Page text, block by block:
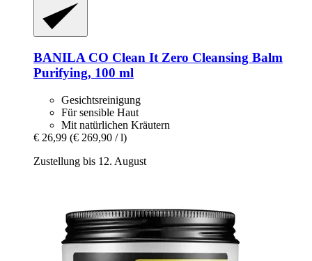
BANILA CO Clean It Zero Cleansing Balm
Purifying, 100 ml
Gesichtsreinigung
Für sensible Haut
Mit natürlichen Kräutern
€ 26,99 (€ 269,90 / l)
Zustellung bis 12. August